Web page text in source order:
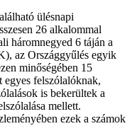
ülésnapi
26 alkalommal
háromnegyed 6 táján a
az Országgyűlés egyik
minőségében 15
egyes felszólalóknak,
is bekerültek a
mellett.
ezek a számok